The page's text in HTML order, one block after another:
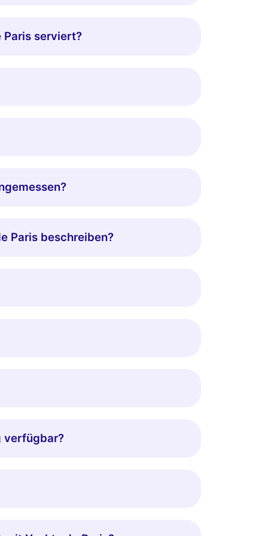
serviert?
Paris beschreiben?
verfügbar?